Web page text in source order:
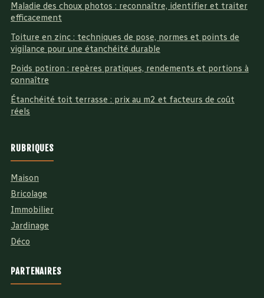
Maladie des choux photos : reconnaître, identifier et traiter
efficacement
Toiture en zinc : techniques de pose, normes et points de
vigilance pour une étanchéité durable
Poids potiron : repères pratiques, rendements et portions à
connaître
Étanchéité toit terrasse : prix au m2 et facteurs de coût
réels
RUBRIQUES
Maison
Bricolage
Immobilier
Jardinage
Déco
PARTENAIRES